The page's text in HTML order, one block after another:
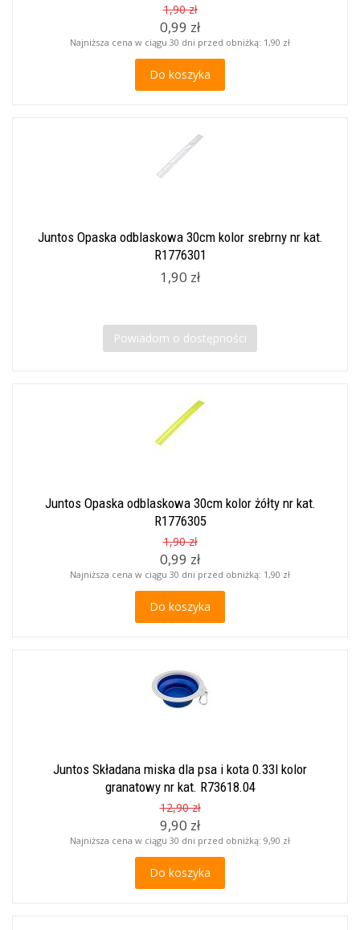
1,90 zł
0,99 zł
Najniższa cena w ciągu 30 dni przed obniżką: 1,90 zł
Do koszyka
Juntos Opaska odblaskowa 30cm kolor srebrny nr kat.
R1776301
1,90 zł
Powiadom o dostępności
Juntos Opaska odblaskowa 30cm kolor żółty nr kat.
R1776305
1,90 zł
0,99 zł
Najniższa cena w ciągu 30 dni przed obniżką: 1,90 zł
Do koszyka
Juntos Składana miska dla psa i kota 0.33l kolor
granatowy nr kat. R73618.04
12,90 zł
9,90 zł
Najniższa cena w ciągu 30 dni przed obniżką: 9,90 zł
Do koszyka